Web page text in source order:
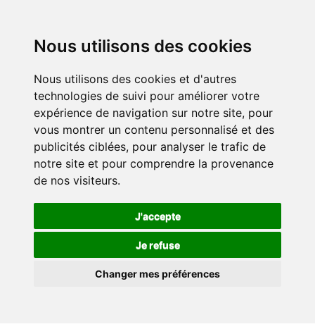
Nous utilisons des cookies
Nous utilisons des cookies et d'autres
technologies de suivi pour améliorer votre
expérience de navigation sur notre site, pour
vous montrer un contenu personnalisé et des
publicités ciblées, pour analyser le trafic de
notre site et pour comprendre la provenance
de nos visiteurs.
J'accepte
Je refuse
Changer mes préférences